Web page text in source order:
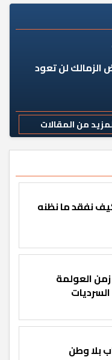
الزمالك لن تعود
من المقالات
نفقد ما نظنه
العولمة
بلا وطن